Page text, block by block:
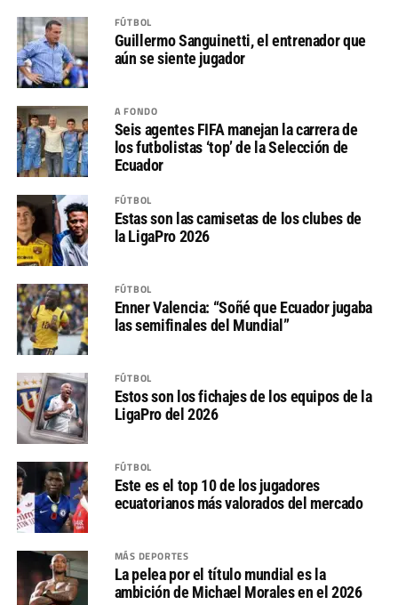
FÚTBOL
Guillermo Sanguinetti, el entrenador que
aún se siente jugador
A FONDO
Seis agentes FIFA manejan la carrera de
los futbolistas ‘top’ de la Selección de
Ecuador
FÚTBOL
Estas son las camisetas de los clubes de
la LigaPro 2026
FÚTBOL
Enner Valencia: “Soñé que Ecuador jugaba
las semifinales del Mundial”
FÚTBOL
Estos son los fichajes de los equipos de la
LigaPro del 2026
FÚTBOL
Este es el top 10 de los jugadores
ecuatorianos más valorados del mercado
MÁS DEPORTES
La pelea por el título mundial es la
ambición de Michael Morales en el 2026